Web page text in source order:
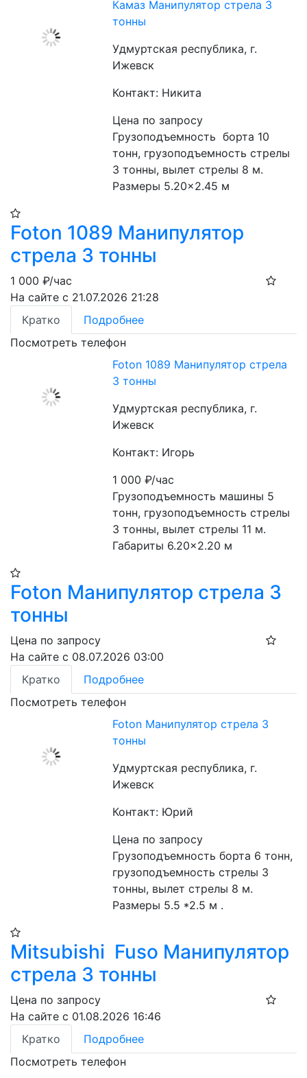
Камаз Манипулятор стрела 3
тонны
Удмуртская республика, г.
Ижевск
Контакт: Никита
Цена по запросу
Грузоподъемность  борта 10
тонн, грузоподъемность стрелы
3 тонны, вылет стрелы 8 м.
Размеры 5.20×2.45 м
Foton 1089 Манипулятор
стрела 3 тонны
1 000 ₽/час
На сайте с 21.07.2026 21:28
Кратко
Подробнее
Посмотреть телефон
Foton 1089 Манипулятор стрела
3 тонны
Удмуртская республика, г.
Ижевск
Контакт: Игорь
1 000₽/час
Грузоподъемность машины 5
тонн, грузоподъемность стрелы
3 тонны, вылет стрелы 11 м.
Габариты 6.20×2.20 м
Foton Манипулятор стрела 3
тонны
Цена по запросу
На сайте с 08.07.2026 03:00
Кратко
Подробнее
Посмотреть телефон
Foton Манипулятор стрела 3
тонны
Удмуртская республика, г.
Ижевск
Контакт: Юрий
Цена по запросу
Грузоподъемность борта 6 тонн,
грузоподъемность стрелы 3
тонны, вылет стрелы 8 м.
Размеры 5.5 *2.5 м .
Mitsubishi Fuso Манипулятор
стрела 3 тонны
Цена по запросу
На сайте с 01.08.2026 16:46
Кратко
Подробнее
Посмотреть телефон